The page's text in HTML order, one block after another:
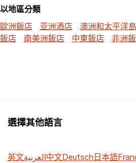
以地區分類
歐洲飯店
亚洲酒店 澳洲和太平洋
飯店
南美洲飯店 中東飯店 非洲
選擇其他語言
英文العربية中文Deutsch日本語